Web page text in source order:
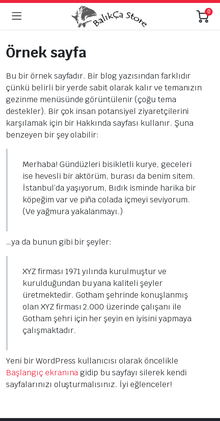
0
Örnek sayfa
Bu bir örnek sayfadır. Bir blog yazısından farklıdır
çünkü belirli bir yerde sabit olarak kalır ve temanızın
gezinme menüsünde görüntülenir (çoğu tema
destekler). Bir çok insan potansiyel ziyaretçilerini
karşılamak için bir Hakkında sayfası kullanır. Şuna
benzeyen bir şey olabilir:
Merhaba! Gündüzleri bisikletli kurye, geceleri
ise hevesli bir aktörüm, burası da benim sitem.
İstanbul’da yaşıyorum, Bıdık isminde harika bir
köpeğim var ve piña colada içmeyi seviyorum.
(Ve yağmura yakalanmayı.)
…ya da bunun gibi bir şeyler:
XYZ firması 1971 yılında kurulmuştur ve
kurulduğundan bu yana kaliteli şeyler
üretmektedir. Gotham şehrinde konuşlanmış
olan XYZ firması 2.000 üzerinde çalışanı ile
Gotham şehri için her şeyin en iyisini yapmaya
çalışmaktadır.
Yeni bir WordPress kullanıcısı olarak öncelikle
Başlangıç ekranına gidip bu sayfayı silerek kendi
sayfalarınızı oluşturmalısınız. İyi eğlenceler!